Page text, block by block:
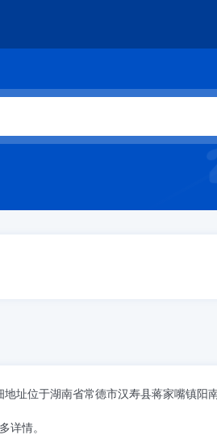
址位于湖南省常德市汉寿县蒋家嘴镇阳
详情。